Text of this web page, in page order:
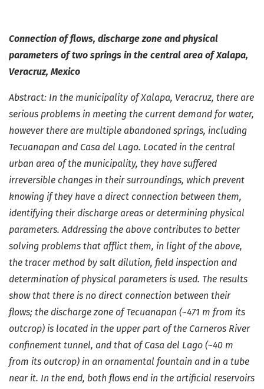
Connection of flows, discharge zone and physical
parameters of two springs in the central area of Xalapa,
Veracruz, Mexico
Abstract: In the municipality of Xalapa, Veracruz, there are
serious problems in meeting the current demand for water,
however there are multiple abandoned springs, including
Tecuanapan and Casa del Lago. Located in the central
urban area of the municipality, they have suffered
irreversible changes in their surroundings, which prevent
knowing if they have a direct connection between them,
identifying their discharge areas or determining physical
parameters. Addressing the above contributes to better
solving problems that afflict them, in light of the above,
the tracer method by salt dilution, field inspection and
determination of physical parameters is used. The results
show that there is no direct connection between their
flows; the discharge zone of Tecuanapan (~471 m from its
outcrop) is located in the upper part of the Carneros River
confinement tunnel, and that of Casa del Lago (~40 m
from its outcrop) in an ornamental fountain and in a tube
near it. In the end, both flows end in the artificial reservoirs